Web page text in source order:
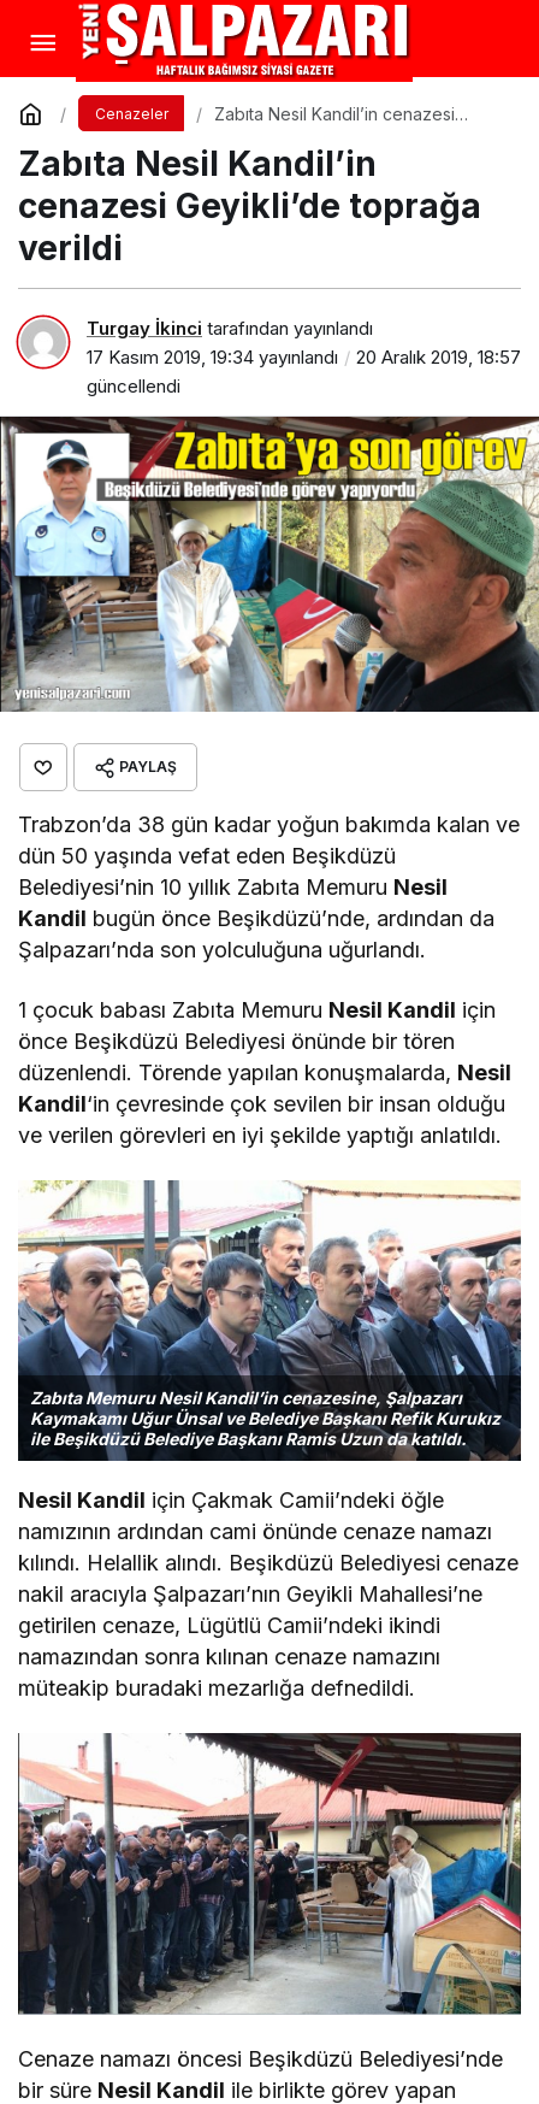
Cenazeler
Zabıta Nesil Kandil’in cenazesi
Zabıta Nesil Kandil’in
cenazesi Geyikli’de toprağa
verildi
Turgay İkinci tarafından yayınlandı
17 Kasım 2019, 19:34 yayınlandı
20 Aralık 2019, 18:57
güncellendi
PAYLAŞ
Trabzon’da 38 gün kadar yoğun bakımda kalan ve
dün 50 yaşında vefat eden Beşikdüzü
Belediyesi’nin 10 yıllık Zabıta Memuru Nesil
Kandil bugün önce Beşikdüzü’nde, ardından da
Şalpazarı’nda son yolculuğuna uğurlandı.
1 çocuk babası Zabıta Memuru Nesil Kandil için
önce Beşikdüzü Belediyesi önünde bir tören
düzenlendi. Törende yapılan konuşmalarda, Nesil
Kandil‘in çevresinde çok sevilen bir insan olduğu
ve verilen görevleri en iyi şekilde yaptığı anlatıldı.
Zabıta Memuru Nesil Kandil’in cenazesine, Şalpazarı
Kaymakamı Uğur Ünsal ve Belediye Başkanı Refik Kurukız
ile Beşikdüzü Belediye Başkanı Ramis Uzun da katıldı.
Nesil Kandil için Çakmak Camii’ndeki öğle
namızının ardından cami önünde cenaze namazı
kılındı. Helallik alındı. Beşikdüzü Belediyesi cenaze
nakil aracıyla Şalpazarı’nın Geyikli Mahallesi’ne
getirilen cenaze, Lügütlü Camii’ndeki ikindi
namazından sonra kılınan cenaze namazını
müteakip buradaki mezarlığa defnedildi.
Cenaze namazı öncesi Beşikdüzü Belediyesi’nde
bir süre Nesil Kandil ile birlikte görev yapan